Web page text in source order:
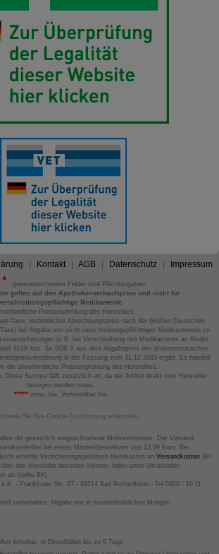
Kontakt AGB Datenschutz Impressum
gekennzeichneten Felder sind Pflichtangaben.
gelten auf den Apothekenverkaufspreis und nicht für
Medikamente.
Preisempfehlung des Herstellers.
Taxe; verbindlicher Abrechnungspreis nach der Großen Deutschen
bei Abgabe von nicht verschreibungspflichtigen Medikamenten zu
(z.B. bei Verschreibung des Medikaments an Kinder
§129 Abs. 5a SGB V aus dem Abgabepreis des pharmazeutischen
in der Fassung zum 31.12.2003 ergibt. Es handelt
die unverbindliche Preisempfehlung des Herstellers.
Diese Summe fällt zusätzlich an, da der Artikel direkt vom Hersteller
bezogen werden muss.
*****verw. bis: Verwendbar bis.
Sie Ihre Cookie-Zustimmung widerrufen
die gesetzlich vorgeschriebene Mehrwertsteuer. Der Versand
bei einem Mindestbestellwert von 13,99 Euro. Bei
erhöhte Versicherungsgebühren Mehrkosten an VersandkostenBei
den Hersteller beziehen können, fallen unter Umständen
an (siehe BK).
- Frankfurter Str. 27 - 49214 Bad Rothenfelde - Tel 0800 / 10 11
vorbehalten. Abgabe nur in haushaltsüblichen Mengen.
lieferbar, in Einzelfällen bis zu 6 Tage.